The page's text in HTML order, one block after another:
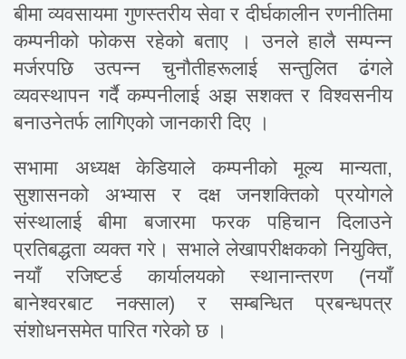
बीमा व्यवसायमा गुणस्तरीय सेवा र दीर्घकालीन रणनीतिमा
कम्पनीको फोकस रहेको बताए । उनले हालै सम्पन्न
मर्जरपछि उत्पन्न चुनौतीहरूलाई सन्तुलित ढंगले
व्यवस्थापन गर्दै कम्पनीलाई अझ सशक्त र विश्वसनीय
बनाउनेतर्फ लागिएको जानकारी दिए ।
सभामा अध्यक्ष केडियाले कम्पनीको मूल्य मान्यता,
सुशासनको अभ्यास र दक्ष जनशक्तिको प्रयोगले
संस्थालाई बीमा बजारमा फरक पहिचान दिलाउने
प्रतिबद्धता व्यक्त गरे। सभाले लेखापरीक्षकको नियुक्ति,
नयाँ रजिष्टर्ड कार्यालयको स्थानान्तरण (नयाँ
बानेश्वरबाट नक्साल) र सम्बन्धित प्रबन्धपत्र
संशोधनसमेत पारित गरेको छ ।